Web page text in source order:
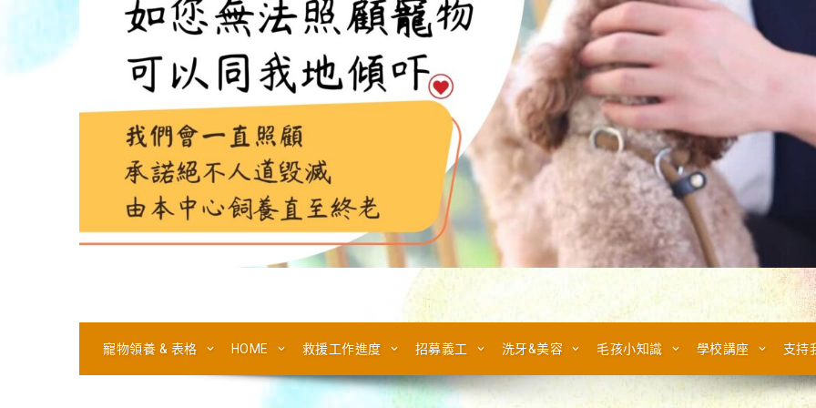
寵物領養 & 表格 HOME 救援工作進度 招募義工 洗牙&美容 毛孩小知識 學校講座 支持